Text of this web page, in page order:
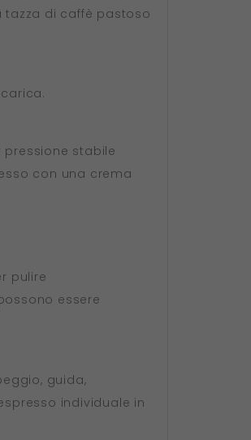
tazza di caffè pastoso
stabile
con una crema
pulire
essere
guida,
individuale in